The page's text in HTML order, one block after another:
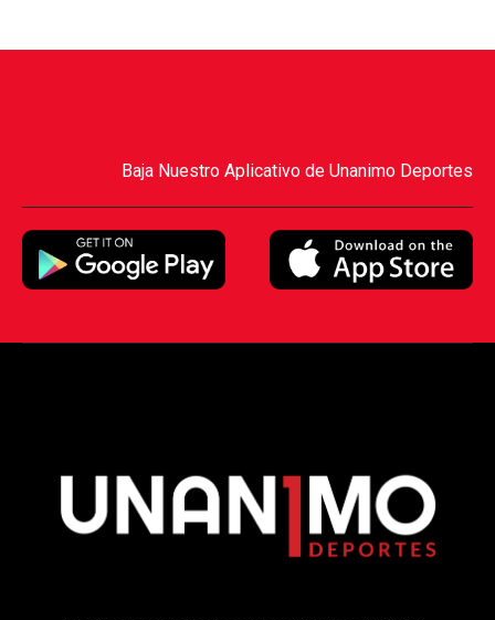
Baja Nuestro Aplicativo de Unanimo Deportes